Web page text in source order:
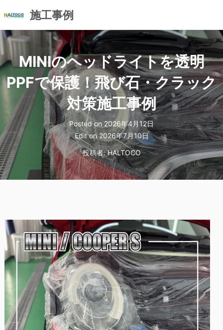
コ
ン
テ
ン
ツ
ッ
プ
施工事例
MINIのヘッドライトを透明
PPFで保護！飛び石・クラック
対策施工事例
Posted on 2026年4月12日
Edit on 2026年7月10日
投稿者:HALTOCO